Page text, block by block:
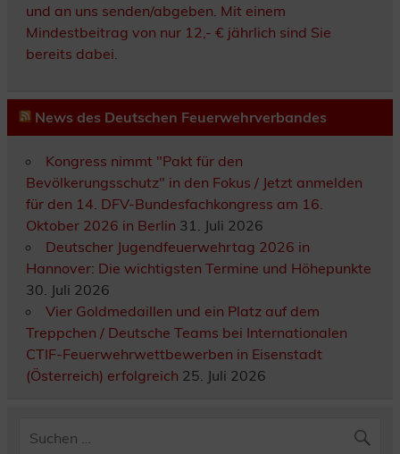
und an uns senden/abgeben. Mit einem
Mindestbeitrag von nur 12,- € jährlich sind Sie
bereits dabei.
News des Deutschen Feuerwehrverbandes
Kongress nimmt "Pakt für den
Bevölkerungsschutz" in den Fokus / Jetzt anmelden
für den 14. DFV-Bundesfachkongress am 16.
Oktober 2026 in Berlin 31. Juli 2026
Deutscher Jugendfeuerwehrtag 2026 in
Hannover: Die wichtigsten Termine und Höhepunkte
30. Juli 2026
Vier Goldmedaillen und ein Platz auf dem
Treppchen / Deutsche Teams bei Internationalen
CTIF-Feuerwehrwettbewerben in Eisenstadt
(Österreich) erfolgreich 25. Juli 2026